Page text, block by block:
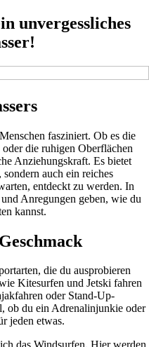
unvergessliches
fasziniert. Ob es die
die ruhigen Oberflächen
Anziehungskraft. Es bietet
auch ein reiches
entdeckt zu werden. In
Anregungen geben, wie du
kannst.
die du ausprobieren
Kitesurfen und Jetski fahren
oder Stand-Up-
ob du ein Adrenalinjunkie oder
jeden etwas.